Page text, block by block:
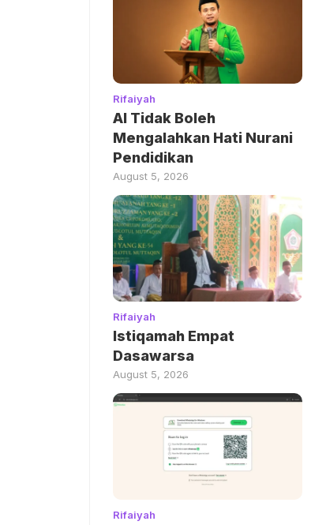
Rifaiyah
AI Tidak Boleh
Mengalahkan Hati Nurani
Pendidikan
August 5, 2026
Rifaiyah
Istiqamah Empat
Dasawarsa
August 5, 2026
Rifaiyah